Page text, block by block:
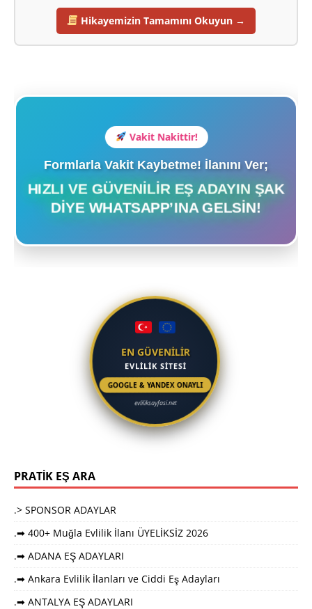
Hikayemizin Tamamını Okuyun →
Vakit Nakittir!
Formlarla Vakit Kaybetme! İlanını Ver;
HIZLI VE GÜVENILIR EŞ ADAYIN ŞAK
DIYE WHATSAPP’INA GELSIN!
EN GÜVENİLİR
EVLİLİK SİTESİ
GOOGLE & YANDEX ONAYLI
evliliksayfasi.net
PRATİK EŞ ARA
.> SPONSOR ADAYLAR
.➡ 400+ Muğla Evlilik İlanı ÜYELİKSİZ 2026
.➡ ADANA EŞ ADAYLARI
.➡ Ankara Evlilik İlanları ve Ciddi Eş Adayları
.➡ ANTALYA EŞ ADAYLARI